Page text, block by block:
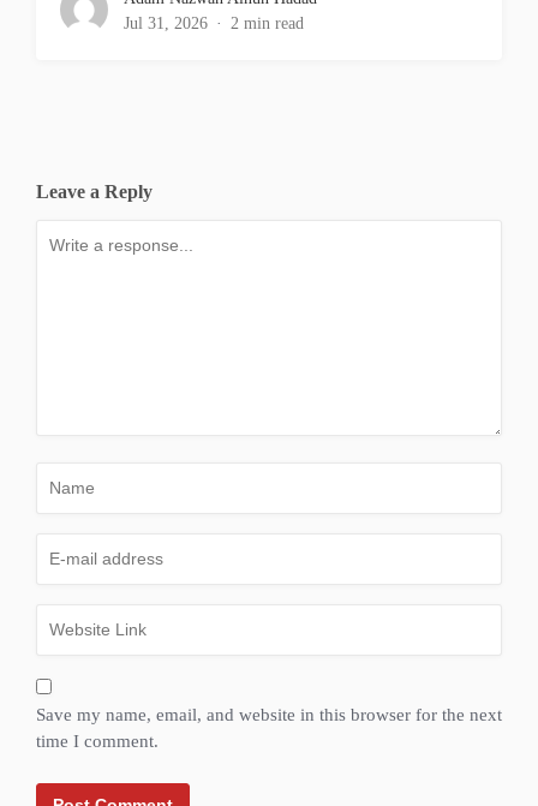
Jul 31, 2026
2 min read
Leave a Reply
Save my name, email, and website in this browser for the next
time I comment.